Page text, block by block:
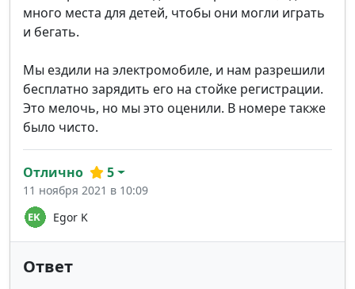
много места для детей, чтобы они могли играть
и бегать.
Мы ездили на электромобиле, и нам разрешили
бесплатно зарядить его на стойке регистрации.
Это мелочь, но мы это оценили. В номере также
было чисто.
Egor K
Отлично 5
11 ноября 2021 в 10:09
Ответ